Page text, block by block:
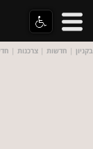
בקניון | חדשות | צרכנות |